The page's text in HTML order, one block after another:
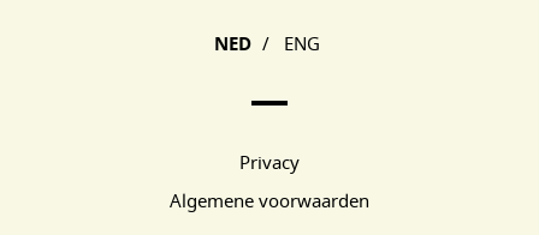
NED / ENG
Privacy
Algemene voorwaarden